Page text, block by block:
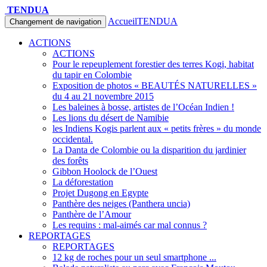
TENDUA
Changement de navigation AccueilTENDUA
ACTIONS
ACTIONS
Pour le repeuplement forestier des terres Kogi, habitat
du tapir en Colombie
Exposition de photos « BEAUTÉS NATURELLES »
du 4 au 21 novembre 2015
Les baleines à bosse, artistes de l’Océan Indien !
Les lions du désert de Namibie
les Indiens Kogis parlent aux « petits frères » du monde
occidental.
La Danta de Colombie ou la disparition du jardinier
des forêts
Gibbon Hoolock de l’Ouest
La déforestation
Projet Dugong en Egypte
Panthère des neiges (Panthera uncia)
Panthère de l’Amour
Les requins : mal-aimés car mal connus ?
REPORTAGES
REPORTAGES
12 kg de roches pour un seul smartphone ...